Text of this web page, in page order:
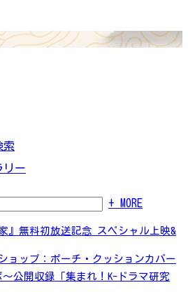
索
リー
+ MORE
』無料初放送記念 スペシャル上映&
ョップ：ポーチ・クッションカバー
～公開収録「集まれ！K-ドラマ研究